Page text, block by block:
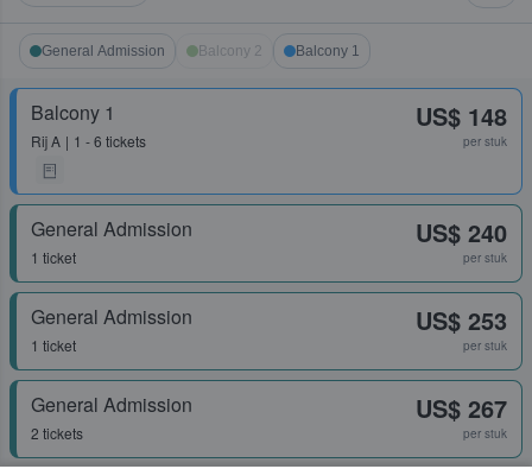
General Admission Balcony 2 Balcony 1
Balcony 1
RijA 1 - 6 tickets
US$ 148
per stuk
General Admission
1 ticket
US$ 240
per stuk
General Admission
1 ticket
US$ 253
per stuk
General Admission
2 tickets
US$ 267
per stuk